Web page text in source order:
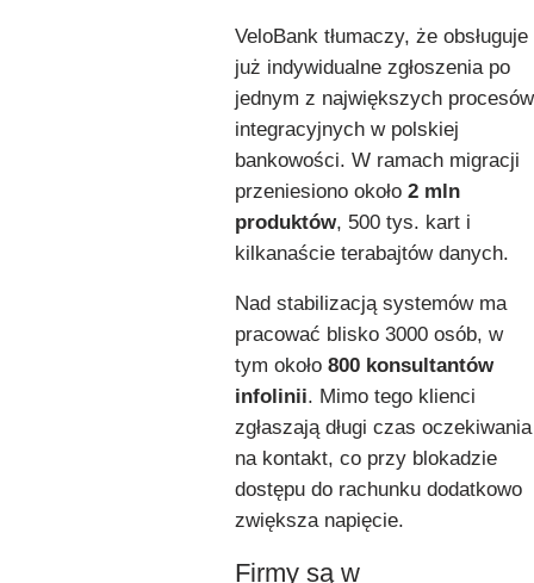
VeloBank tłumaczy, że obsługuje
już indywidualne zgłoszenia po
jednym z największych procesów
integracyjnych w polskiej
bankowości. W ramach migracji
przeniesiono około 2 mln
produktów, 500 tys. kart i
kilkanaście terabajtów danych.
Nad stabilizacją systemów ma
pracować blisko 3000 osób, w
tym około 800 konsultantów
infolinii. Mimo tego klienci
zgłaszają długi czas oczekiwania
na kontakt, co przy blokadzie
dostępu do rachunku dodatkowo
zwiększa napięcie.
Firmy są w